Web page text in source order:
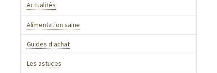
Actualités
Alimentation saine
Guides d'achat
Les astuces